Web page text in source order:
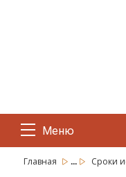
Меню
Главная ...
Сроки